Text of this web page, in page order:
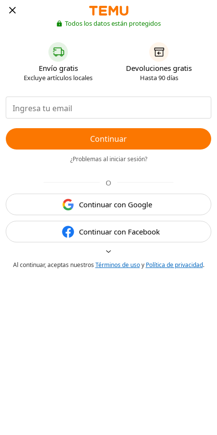
Todos los datos están protegidos
Envío gratis
Excluye artículos locales
Devoluciones gratis
Hasta 90 días
Continuar
¿Problemas al iniciar sesión?
O
Continuar con Google
Continuar con Facebook
Al continuar, aceptas nuestros Términos de usoy Política de privacidad.